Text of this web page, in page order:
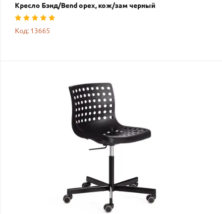
Кресло Бэнд/Bend орех, кож/зам черный
Код: 13665